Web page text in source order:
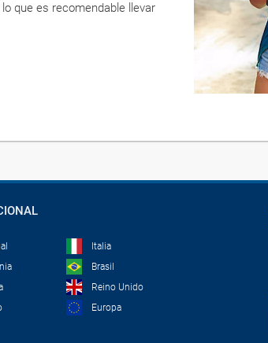
que es recomendable llevar
Italia
Brasil
Reino Unido
Europa